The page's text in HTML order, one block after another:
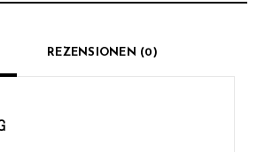
REZENSIONEN (0)